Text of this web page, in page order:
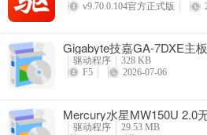
v9.70.0.104官方正式版
Gigabyte技嘉GA-7DXE主
驱动程序
328 KB
F5
2026-07-06
Mercury水星MW150U 2.0
驱动程序
29.53 MB